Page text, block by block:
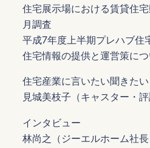
住宅展示場における賃貸住
月調査
平成7年度上半期プレハブ住
住宅情報の提供と運営策に
住宅産業に言いたい聞きたい
見城美枝子（キャスター・評
インタビュー
林尚之（ジーエルホーム社長